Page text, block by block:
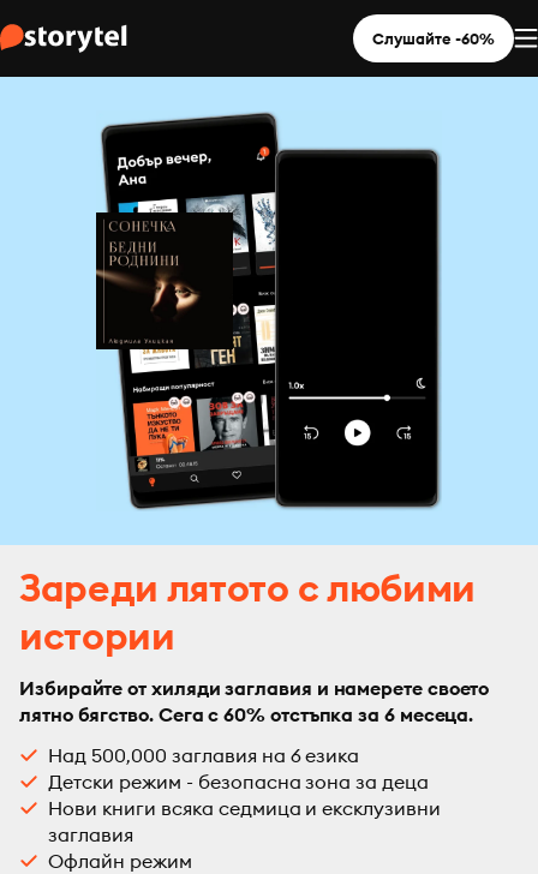
Слушайте -60%
Зареди лятото с любими
истории
Избирайте от хиляди заглавия и намерете своето
лятно бягство. Сега с 60% отстъпка за 6 месеца.
Над 500,000 заглавия на 6 езика
Детски режим - безопасна зона за деца
Нови книги всяка седмица и ексклузивни
заглавия
Офлайн режим